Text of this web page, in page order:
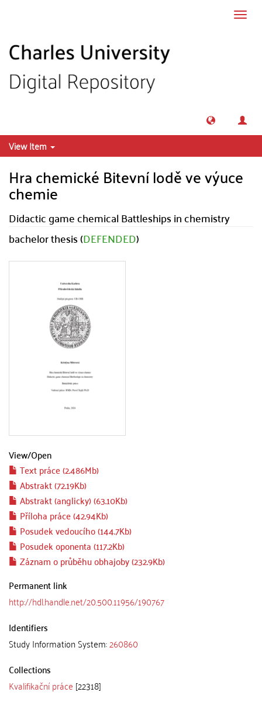
View Item
Hra chemické Bitevní lodě ve výuce
chemie
Didactic game chemical Battleships in chemistry
bachelor thesis (DEFENDED)
View/Open
Text práce (2.486Mb)
Abstrakt (72.19Kb)
Abstrakt (anglicky) (63.10Kb)
Příloha práce (42.94Kb)
Posudek vedoucího (144.7Kb)
Posudek oponenta (117.2Kb)
Záznam o průběhu obhajoby (232.9Kb)
Permanent link
http://hdl.handle.net/20.500.11956/190767
Identifiers
Study Information System:260860
Collections
Kvalifikační práce [22318]